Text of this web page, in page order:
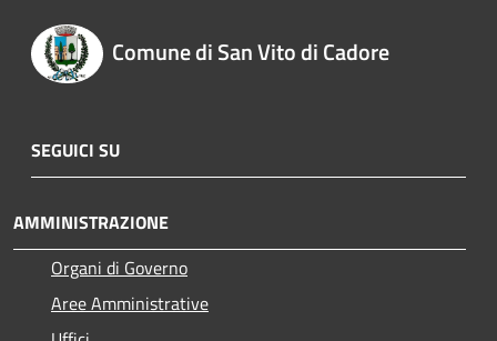
Comune di San Vito di Cadore
SEGUICI SU
AMMINISTRAZIONE
Organi di Governo
Aree Amministrative